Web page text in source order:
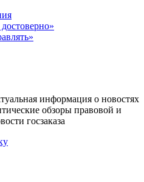
информация о новостях
обзоры правовой и
госзаказа